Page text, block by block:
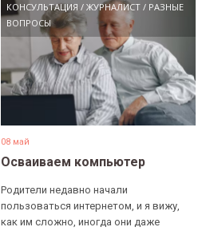
КОНСУЛЬТАЦИЯ /ЖУРНАЛИСТ / РАЗНЫЕ
ВОПРОСЫ
08 май
Осваиваем компьютер
Родители недавно начали
пользоваться интернетом, и я вижу,
как им сложно, иногда они даже